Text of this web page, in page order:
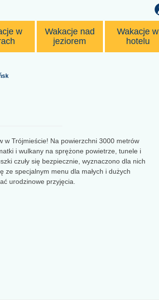
w
Wakacje nad
jeziorem
Wakacje w
hotelu
w Trójmieście! Na powierzchni 3000 metrów
i wulkany na sprężone powietrze, tunele i
czuły się bezpiecznie, wyznaczono dla nich
specjalnym menu dla małych i dużych
urodzinowe przyjęcia.